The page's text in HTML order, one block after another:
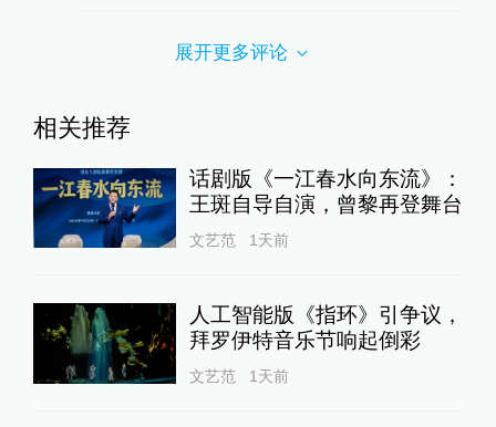
展开更多评论
相关推荐
话剧版《一江春水向东流》：
王斑自导自演，曾黎再登舞台
文艺范 1天前
人工智能版《指环》引争议，
拜罗伊特音乐节响起倒彩
文艺范 1天前